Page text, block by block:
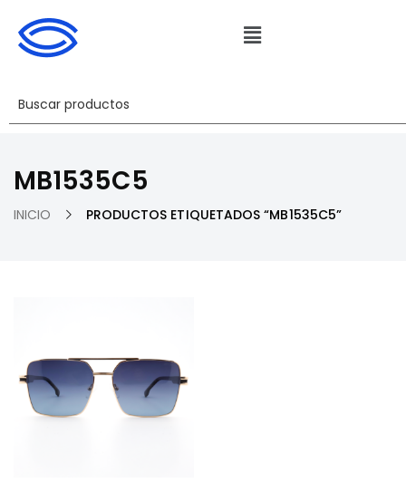
MB1535C5
INICIO PRODUCTOS ETIQUETADOS “MB1535C5”